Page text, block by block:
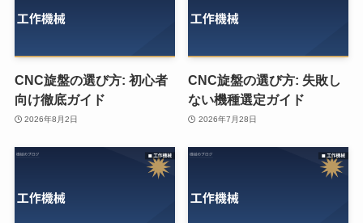
CNC旋盤の選び方: 初心者
向け徹底ガイド
2026年8月2日
CNC旋盤の選び方: 失敗し
ない機種選定ガイド
2026年7月28日